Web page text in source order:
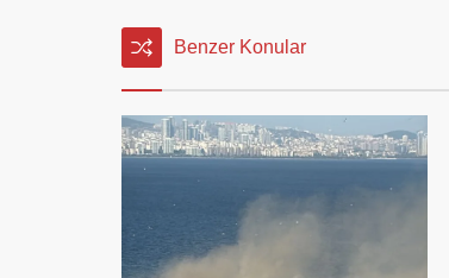
Benzer Konular